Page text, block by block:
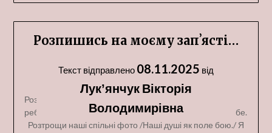
Розпишись на моєму запʼясті…
Текст відправлено 08.11.2025 від
Лукʼянчук Вікторія
Володимирівна
Розпишись на моєму запʼясті, Хай любов нам ламає
ребра. Я не знала з тобою щастя І не знала його до тебе.
Розтрощи наші спільні фото /Наші душі як поле бою./ Я